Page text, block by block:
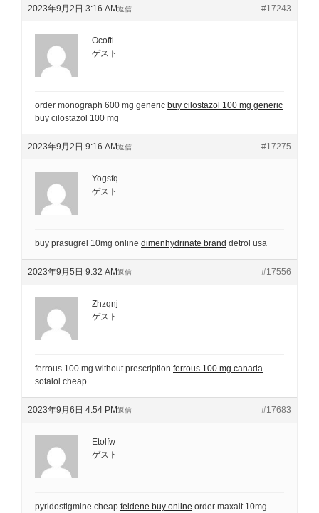
2023年9月2日 3:16 AM #17243
返信
Ocoftl
ゲスト
order monograph 600 mg generic buy cilostazol 100 mg generic
buy cilostazol 100 mg
2023年9月2日 9:16 AM #17275
返信
Yogsfq
ゲスト
buy prasugrel 10mg online dimenhydrinate brand detrol usa
2023年9月5日 9:32 AM #17556
返信
Zhzqnj
ゲスト
ferrous 100 mg without prescription ferrous 100 mg canada
sotalol cheap
2023年9月6日 4:54 PM #17683
返信
Etolfw
ゲスト
pyridostigmine cheap feldene buy online order maxalt 10mg